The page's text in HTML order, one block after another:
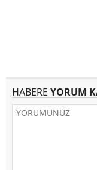
HABERE YORUM